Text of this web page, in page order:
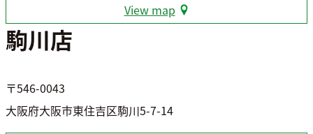
View map
駒川店
〒546-0043
大阪府大阪市東住吉区駒川5-7-14